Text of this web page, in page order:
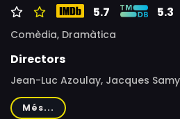
5.7 5.3
Comèdia, Dramàtica
Directors
Jean-Luc Azoulay, Jacques
Gérard Espinasse, Marianne
Més...